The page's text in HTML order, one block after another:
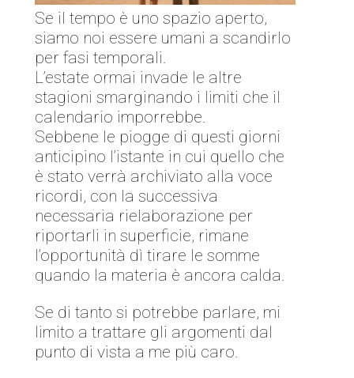
Se il tempo è uno spazio aperto,
siamo noi essere umani a scandirlo
per fasi temporali.
L’estate ormai invade le altre
stagioni smarginando i limiti che il
calendario imporrebbe.
Sebbene le piogge di questi giorni
anticipino l’istante in cui quello che
è stato verrà archiviato alla voce
ricordi, con la successiva
necessaria rielaborazione per
riportarli in superficie, rimane
l’opportunità dì tirare le somme
quando la materia è ancora calda.
Se di tanto si potrebbe parlare, mi
limito a trattare gli argomenti dal
punto di vista a me più caro.